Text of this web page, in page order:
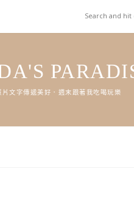
片文字傳遞美好．週末跟著我吃喝玩樂